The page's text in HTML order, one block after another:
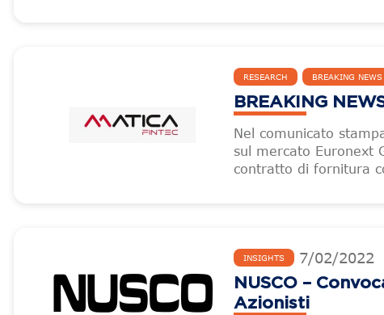
RESEARCH BREAKING NEWS
BREAKING
Nel comunicato
sul mercato Euronext
contratto di fornitura
INSIGHTS 7/02/2022
NUSCO –
Azionisti